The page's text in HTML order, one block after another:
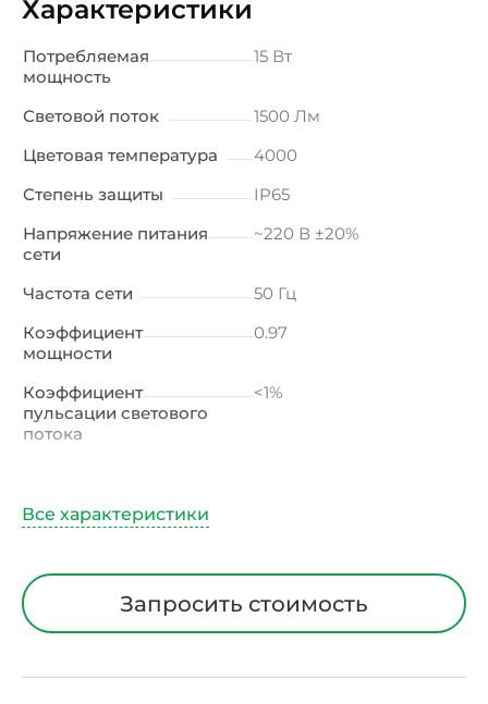
Характеристики
Потребляемая
мощность
15 Вт
Световой поток
1500 Лм
Цветовая температура
4000
Степень защиты
IP65
Напряжение питания
сети
~220 В ±20%
Частота сети
50 Гц
Коэффициент
мощности
0.97
Коэффициент
пульсации светового
потока
<1%
Климатическое
Диапазон рабочих
температурЗапросить стоимость